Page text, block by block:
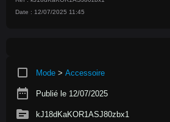
Date : 12/07/2025 11:45
crop_square Mode > Accessoire
date_range Publié le 12/07/2025
source kJ18dKaKOR1ASJ80zbx1